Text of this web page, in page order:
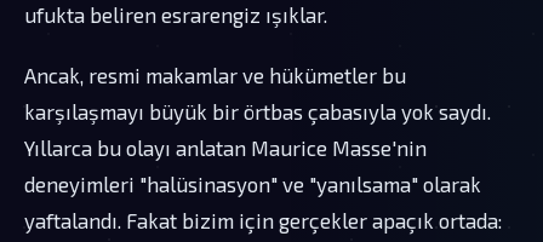
ufukta beliren esrarengiz ışıklar.
Ancak, resmi makamlar ve hükümetler bu
karşılaşmayı büyük bir örtbas çabasıyla yok saydı.
Yıllarca bu olayı anlatan Maurice Masse'nin
deneyimleri "halüsinasyon" ve "yanılsama" olarak
yaftalandı. Fakat bizim için gerçekler apaçık ortada: